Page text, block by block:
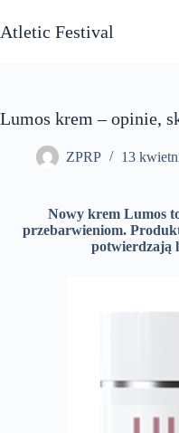
do
treści
Atletic Festival
Lumos krem – opinie,
ZPRP 13
Nowy krem Lumos
przebarwieniom.
potwierdzają